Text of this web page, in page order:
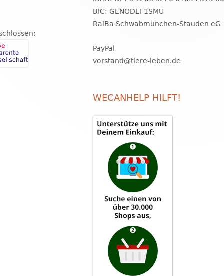
BIC: GENODEF1SMU
RaiBa Schwabmünchen-Stauden eG
PayPal
vorstand@tiere-leben.de
WECANHELP HILFT!